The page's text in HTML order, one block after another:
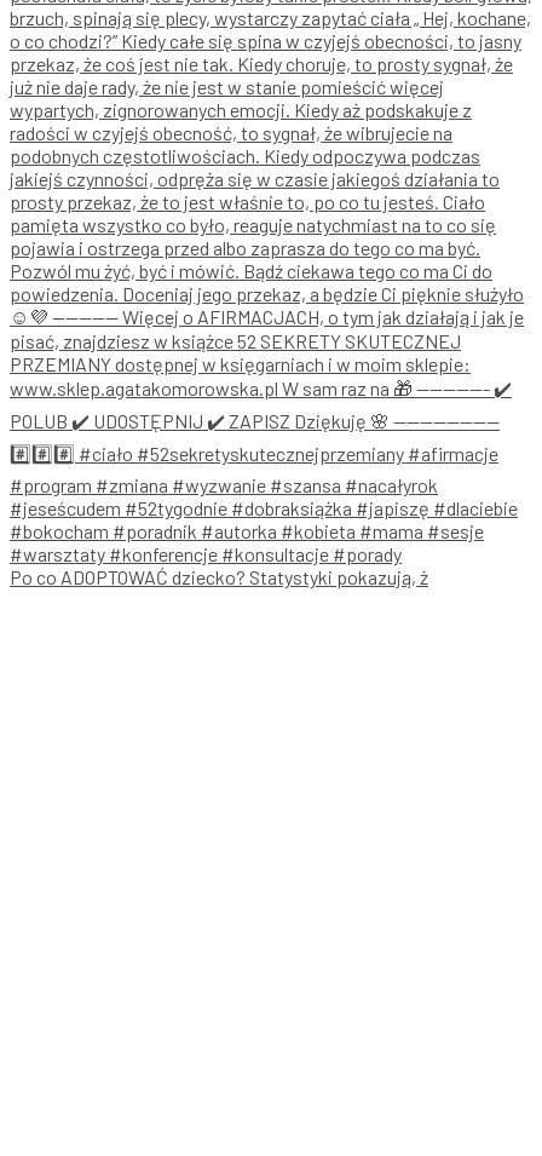
Po co ADOPTOWAĆ dziecko? Statystyki pokazują, ż